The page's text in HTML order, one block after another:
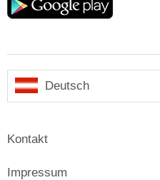
Deutsch
Kontakt
Impressum